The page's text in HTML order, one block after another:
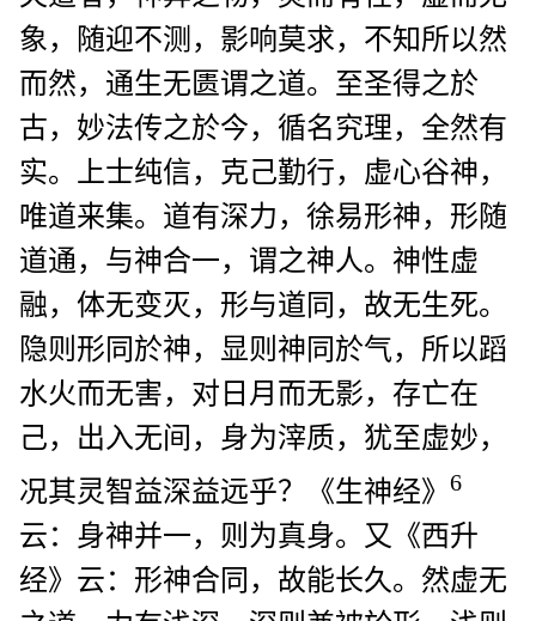
象，随迎不测，影响莫求，不知所以然
而然，通生无匮谓之道。至圣得之於
古，妙法传之於今，循名究理，全然有
实。上士纯信，克己勤行，虚心谷神，
唯道来集。道有深力，徐易形神，形随
道通，与神合一，谓之神人。神性虚
融，体无变灭，形与道同，故无生死。
隐则形同於神，显则神同於气，所以蹈
水火而无害，对日月而无影，存亡在
己，出入无间，身为滓质，犹至虚妙，
况其灵智益深益远乎？《生神经》 6
云：身神并一，则为真身。又《西升
经》云：形神合同，故能长久。然虚无